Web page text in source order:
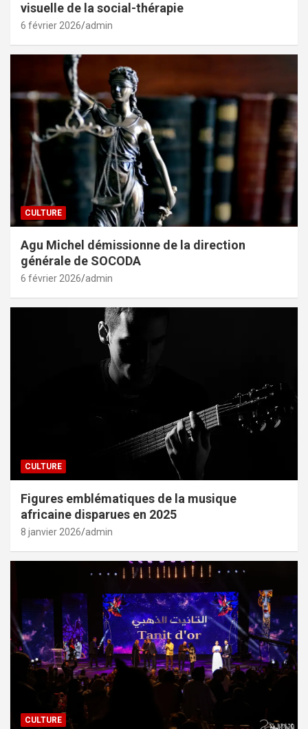
visuelle de la social-thérapie
6 février 2026 admin
CULTURE
Agu Michel démissionne de la direction
générale de SOCODA
6 février 2026 admin
CULTURE
Figures emblématiques de la musique
africaine disparues en 2025
8 janvier 2026 admin
CULTURE